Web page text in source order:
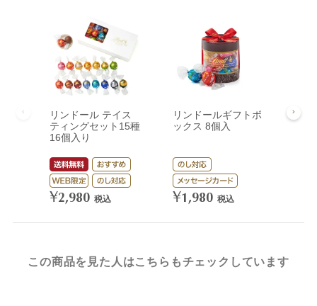
リンドール テイス
ティングセット15種
16個入り
¥2,980 税込
リンドールギフトボ
ックス 8個入
¥1,980 税込
リ
この商品を見た人はこちらもチェックしています